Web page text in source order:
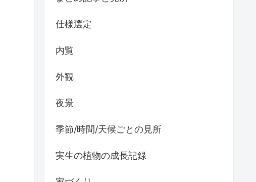
仕様選定
内覧
外観
夜景
季節/時間/天候ごとの見所
実生の植物の成長記録